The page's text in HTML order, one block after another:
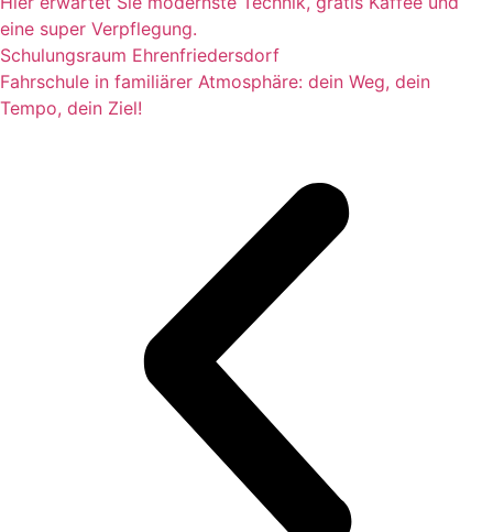
eine super Verpflegung.
Schulungsraum Ehrenfriedersdorf
Fahrschule in familiärer Atmosphäre: dein Weg, dein
Tempo, dein Ziel!